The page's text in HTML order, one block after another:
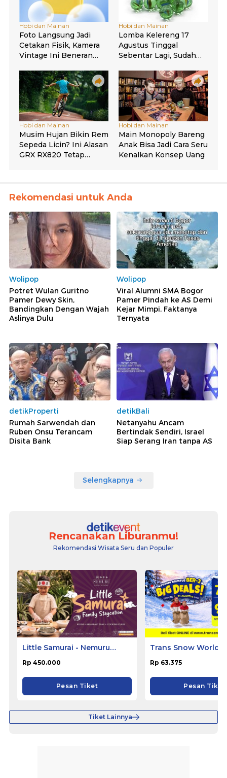
Rekomendasi untuk Anda
Wolipop
Potret Wulan Guritno
Pamer Dewy Skin,
Bandingkan Dengan Wajah
Aslinya Dulu
Wolipop
Viral Alumni SMA Bogor
Pamer Pindah ke AS Demi
Kejar Mimpi, Faktanya
Ternyata
detikProperti
Rumah Sarwendah dan
Ruben Onsu Terancam
Disita Bank
detikBali
Netanyahu Ancam
Bertindak Sendiri, Israel
Siap Serang Iran tanpa AS
Selengkapnya
Rencanakan Liburanmu!
Rekomendasi Wisata Seru dan Populer
Little Samurai - Nemuru
Rp 450.000
Pesan Tiket
Trans Snow World
Rp 63.375
Pesan Tiket
Tiket Lainnya